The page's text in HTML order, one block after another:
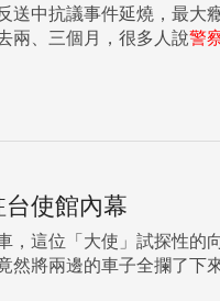
送中抗議事件延燒，最大
兩、三個月，很多人說警
使館內幕
，這位「大使」試探性的
然將兩邊的車子全攔了下